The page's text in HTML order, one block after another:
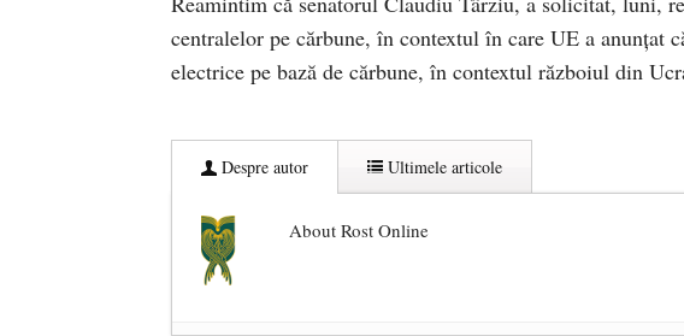
centralelor pe cărbune, în contextul în care UE a anunțat
electrice pe bază de cărbune, în contextul războiul din
Despre autor Ultimele articole
About Rost Online